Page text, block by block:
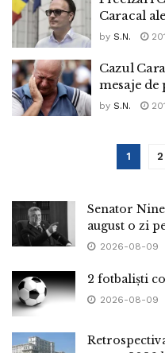
Caracal
by S.N.
Cazul
mesaje de
by S.N.
1 2
Senator
august o zi
2026-08-09
2 fotbaliști
2026-08-09